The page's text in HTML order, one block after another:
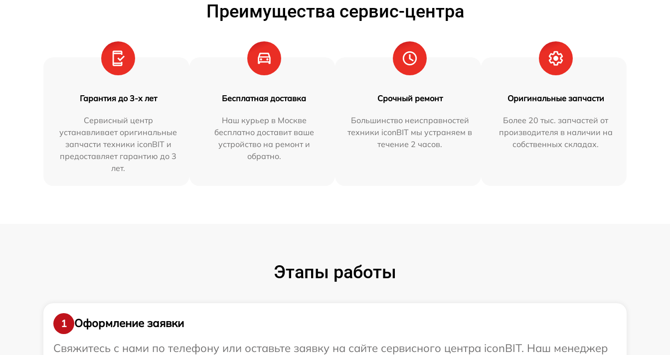
Преимущества сервис-центра
Гарантия до 3-х лет
Сервисный центр
устанавливает оригинальные
запчасти техники iconBIT и
предоставляет гарантию до 3
лет.
Бесплатная доставка
Наш курьер в Москве
бесплатно доставит ваше
устройство на ремонт и
обратно.
Срочный ремонт
Большинство неисправностей
техники iconBIT мы устраняем в
течение 2 часов.
Оригинальные запчасти
Более 20 тыс. запчастей от
производителя в наличии на
собственных складах.
Этапы работы
1
Оформление заявки
Свяжитесь с нами по телефону или оставьте заявку на сайте сервисного центра iconBIT. Наш менеджер